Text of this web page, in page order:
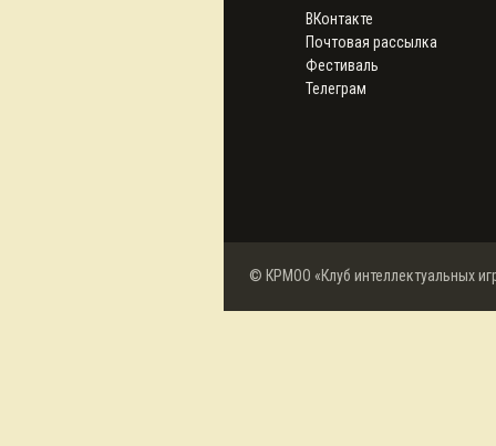
ВКонтакте
Почтовая рассылка
Фестиваль
Телеграм
© КРМОО «Клуб интеллектуальных